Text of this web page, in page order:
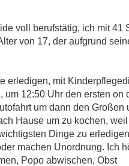
voll berufstätig, ich mit 41
von 17, der aufgrund
erledigen, mit
12:50 Uhr den ersten on
um dann den Großen
Hause um zu kochen,
Dinge zu
machen Unordnung. Ich
Popo abwischen, Obst